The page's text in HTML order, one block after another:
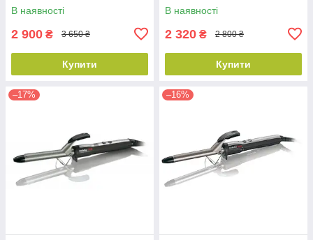
В наявності
2 900 ₴ 3 650 ₴
Купити
В наявності
2 320 ₴ 2 800 ₴
Купити
–17% –16%